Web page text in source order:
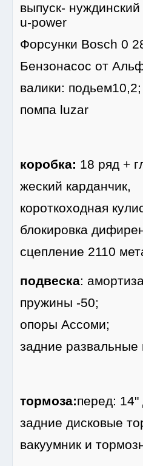
выпуск-
u-power
Форсунки Bosch 0
Бензонасос от
валики:
помпа luzar
коробка: 18 ряд +
жеский карданчик,
короткоходная
блокировка
сцепление 2110
подвеска:
пружины -50;
опоры Ассоми;
задние развальные
тормоза:перед: 14"
задние дисковые
вакуумник и